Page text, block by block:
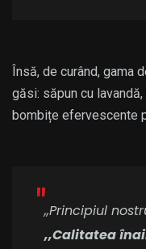
Însă, de curând, gama
găsi: săpun cu
bombițe efervescente
,,Principiul
,,Calitatea